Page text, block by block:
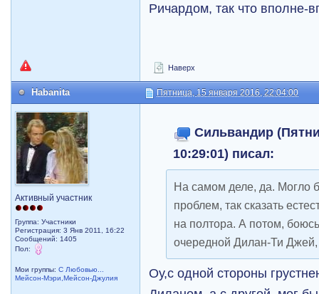
Ричардом, так что вполне-
Наверх
Habanita Пятница, 15 января 2016, 22:04:00
Активный участник
Группа: Участники
Регистрация: 3 Янв 2011, 16:22
Сообщений: 1405
Пол:
Мои группы:С Любовью...
Мейсон-Мэри,Мейсон-Джулия
Сильвандир
10:29:01) писал:
На самом деле, да. Могло
проблем, так сказать
на полтора. А потом,
очередной Дилан-Ти Джей,
Оу,с одной стороны